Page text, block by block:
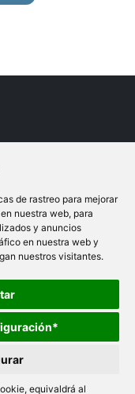
de rastreo para mejorar
nuestra web, para
y anuncios
en nuestra web y
nuestros visitantes.
equivaldrá al